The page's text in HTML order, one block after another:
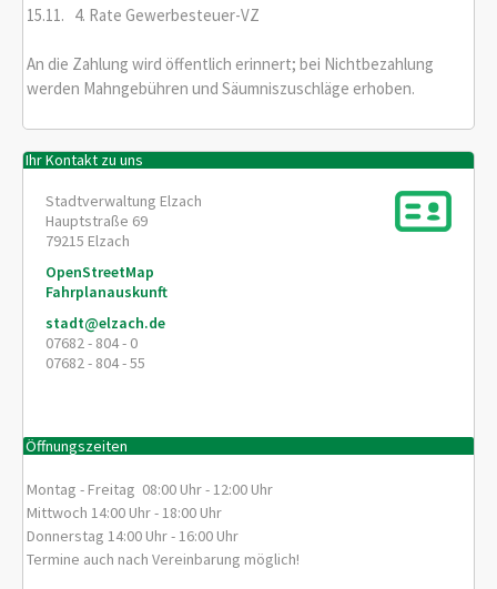
15.11. 4. Rate Gewerbesteuer-VZ
An die Zahlung wird öffentlich erinnert; bei Nichtbezahlung
werden Mahngebühren und Säumniszuschläge erhoben.
Ihr Kontakt zu uns
Stadtverwaltung Elzach
Hauptstraße 69
79215 Elzach
OpenStreetMap
Fahrplanauskunft
stadt@elzach.de
07682 - 804 - 0
07682 - 804 - 55
Öffnungszeiten
Montag - Freitag 08:00 Uhr - 12:00 Uhr
Mittwoch 14:00 Uhr - 18:00 Uhr
Donnerstag 14:00 Uhr - 16:00 Uhr
Termine auch nach Vereinbarung möglich!